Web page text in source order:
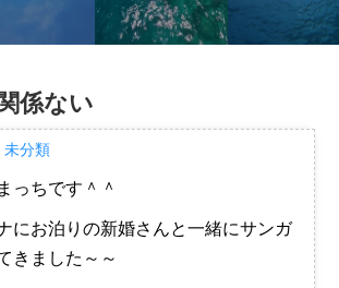
係ない
未分類
っちです＾＾
にお泊りの新婚さんと一緒にサンガ
きました～～